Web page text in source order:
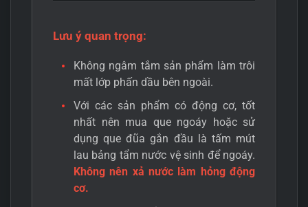
Lưu ý quan trọng:
Không ngâm tắm sản phẩm làm trôi
mất lớp phấn dầu bên ngoài.
Với các sản phẩm có động cơ, tốt
nhất nên mua que ngoáy hoặc sử
dụng que đũa gắn đầu là tấm mút
lau bảng tẩm nước vệ sinh để ngoáy.
Không nên xả nước làm hỏng động
cơ.